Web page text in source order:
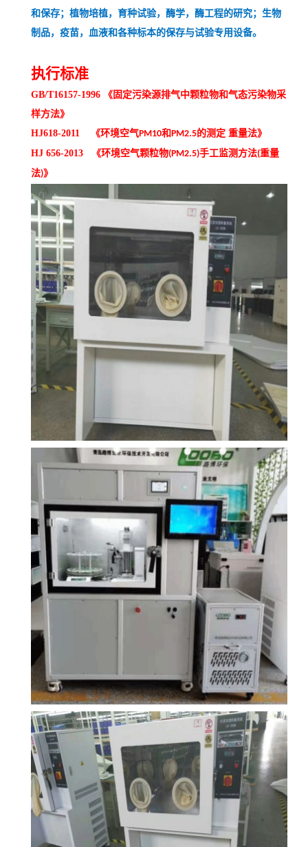
和保存；植物培植，育种试验，酶学，酶工程的研究；生物
制品，疫苗，血液和各种标本的保存与试验专用设备。
执行标准
GB/T16157-1996 《固定污染源排气中颗粒物和气态污染物采
样方法》
HJ618-2011 《环境空气PM10和 PM2.5的测定 重量法》
HJ 656-2013 《环境空气颗粒物(PM2.5)手工监测方法(重量
法)》